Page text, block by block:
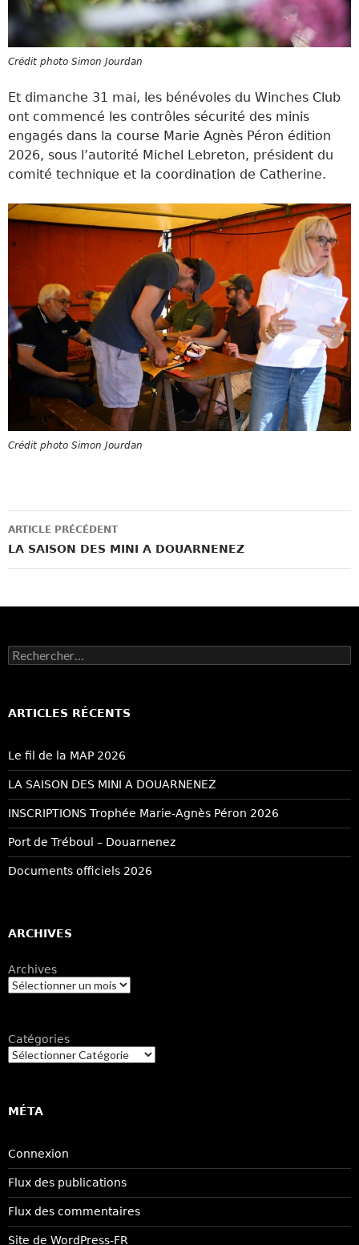
Crédit photo Simon Jourdan
Et dimanche 31 mai, les bénévoles du Winches Club
ont commencé les contrôles sécurité des minis
engagés dans la course Marie Agnès Péron édition
2026, sous l’autorité Michel Lebreton, président du
comité technique et la coordination de Catherine.
Crédit photo Simon Jourdan
Navigation
des
ARTICLE PRÉCÉDENT
LA SAISON DES MINI A DOUARNENEZ
Rechercher :
ARTICLES RÉCENTS
Le fil de la MAP 2026
LA SAISON DES MINI A DOUARNENEZ
INSCRIPTIONS Trophée Marie-Agnès Péron 2026
Port de Tréboul – Douarnenez
Documents officiels 2026
ARCHIVES
Archives
Catégories
MÉTA
Connexion
Flux des publications
Flux des commentaires
Site de WordPress-FR